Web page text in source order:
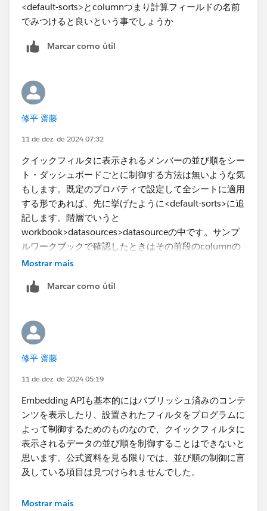
<default-sorts>とcolumnつまり計算フィールドの名前
でみつけると良いという事でしょうか
Marcar como útil
修平 齋藤
11 de dez. de 2024 07:32
クイックフィルタに表示されるメンバーの並び順をシー
ト・ダッシュボードごとに制御する方法は無いような気
もします。既定のプロパティで設定して全シートに適用
する形であれば、先に挙げたように<default-sorts>に追
記します。階層でいうと
workbook>datasources>datasourceの中です。サンプ
ルワークブックで確認したときはその前段のcolumnの
並びのところでcolumn-instanceを作っておかないと参
れません。
Mostrar mais
Marcar como útil
修平 齋藤
11 de dez. de 2024 05:19
Embedding APIも基本的にはパブリッシュ済みのコンテ
ンツを表示したり、設置されたフィルタをプログラムに
よって制御するためのものなので、クイックフィルタに
表示されるデータの並び順を制御することはできないと
思います。公式資料を見る限りでは、並び順の制御に言
及している項目は見つけられませんでした。
推奨されない裏技になりますが、ワークブック (.twb フ
Mostrar mais